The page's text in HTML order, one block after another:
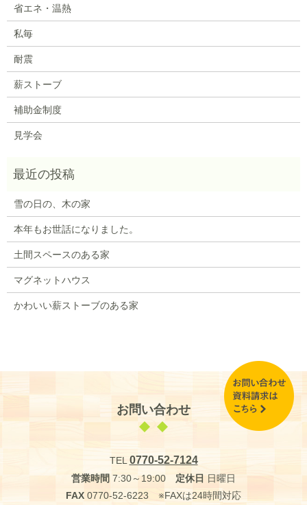
省エネ・温熱
私毎
耐震
薪ストーブ
補助金制度
見学会
雪の日の、木の家
本年もお世話になりました。
土間スペースのある家
マグネットハウス
かわいい薪ストーブのある家
お問い合わせ
TEL0770-52-7124
営業時間 7:30～19:00 定休日 日曜日
FAX 0770-52-6223 ※FAXは24時間対応